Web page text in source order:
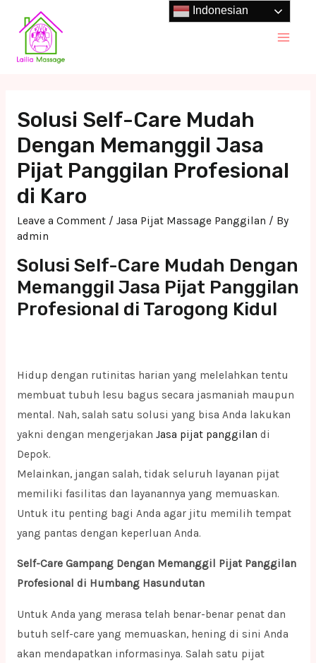
content
Solusi Self-Care Mudah
Dengan Memanggil Jasa
Pijat Panggilan Profesional
di Karo
Leave a Comment / Jasa Pijat Massage Panggilan / By
admin
Solusi Self-Care Mudah Dengan
Memanggil Jasa Pijat Panggilan
Profesional di Tarogong Kidul
Hidup dengan rutinitas harian yang melelahkan tentu
membuat tubuh lesu bagus secara jasmaniah maupun
mental. Nah, salah satu solusi yang bisa Anda lakukan
yakni dengan mengerjakan Jasa pijat panggilan di
Depok.
Melainkan, jangan salah, tidak seluruh layanan pijat
memiliki fasilitas dan layanannya yang memuaskan.
Untuk itu penting bagi Anda agar jitu memilih tempat
yang pantas dengan keperluan Anda.
Self-Care Gampang Dengan Memanggil Pijat Panggilan
Profesional di Humbang Hasundutan
Untuk Anda yang merasa telah benar-benar penat dan
butuh self-care yang memuaskan, hening di sini Anda
akan mendapatkan informasinya. Salah satu pijat
Indonesian